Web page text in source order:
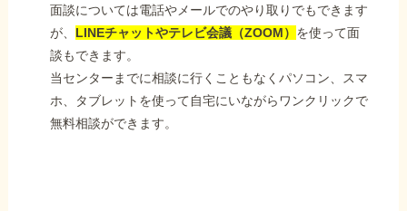
面談については電話やメールでのやり取りでもできます
が、 LINEチャットやテレビ会議（ZOOM） を使って面
談もできます。
当センターまでに相談に行くこともなくパソコン、スマ
ホ、タブレットを使って自宅にいながらワンクリックで
無料相談ができます。